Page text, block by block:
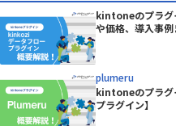
kintoneのプラグ
や価格、導入事
plumeru
kintoneのプラ
プラグイン】